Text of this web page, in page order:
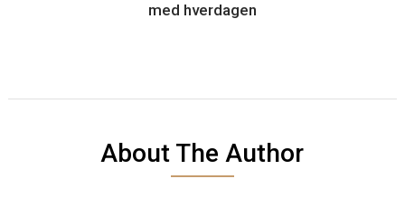
med hverdagen
About The Author